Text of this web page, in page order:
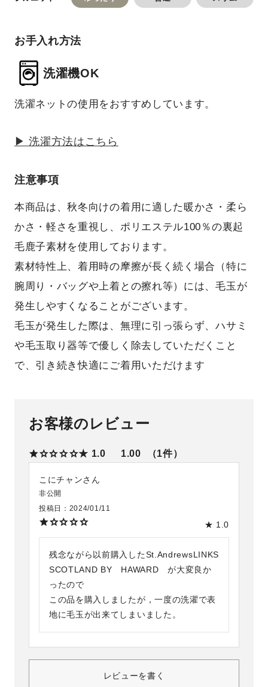
お手入れ方法
洗濯機OK
洗濯ネットの使用をおすすめしています。
▶ 洗濯方法はこちら
注意事項
本商品は、秋冬向けの着用に適した暖かさ・柔ら
かさ・軽さを重視し、ポリエステル100％の裏起
毛鹿子素材を使用しております。
素材特性上、着用時の摩擦が長く続く場合（特に
腕周り・バッグや上着との擦れ等）には、毛玉が
発生しやすくなることがございます。
毛玉が発生した際は、無理に引っ張らず、ハサミ
や毛玉取り器等で優しく除去していただくこと
で、引き続き快適にご着用いただけます
お客様のレビュー
★ 1.0 1.00 1
こにチャン
非公開
投稿日
2024/01/11
★ 1.0
残念ながら以前購入したSt.AndrewsLINKS
SCOTLAND BY　HAWARD　が大変良か
ったので
この品を購入しましたが，一度の洗濯で表
地に毛玉が出来てしまいました。
レビューを書く